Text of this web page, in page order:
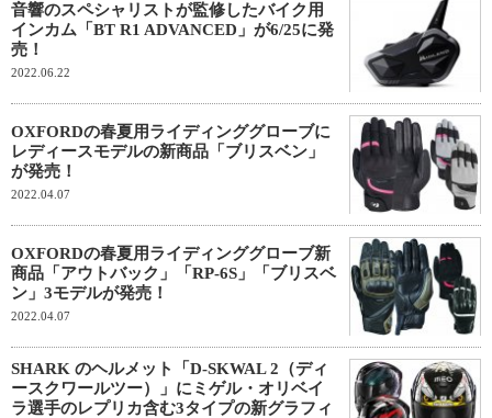
音響のスペシャリストが監修したバイク用
インカム「BT R1 ADVANCED」が6/25に発
売！
2022.06.22
OXFORDの春夏用ライディンググローブに
レディースモデルの新商品「ブリスベン」
が発売！
2022.04.07
OXFORDの春夏用ライディンググローブ新
商品「アウトバック」「RP-6S」「ブリスベ
ン」3モデルが発売！
2022.04.07
SHARK のヘルメット「D-SKWAL 2（ディ
ースクワールツー）」にミゲル・オリベイ
ラ選手のレプリカ含む3タイプの新グラフィ